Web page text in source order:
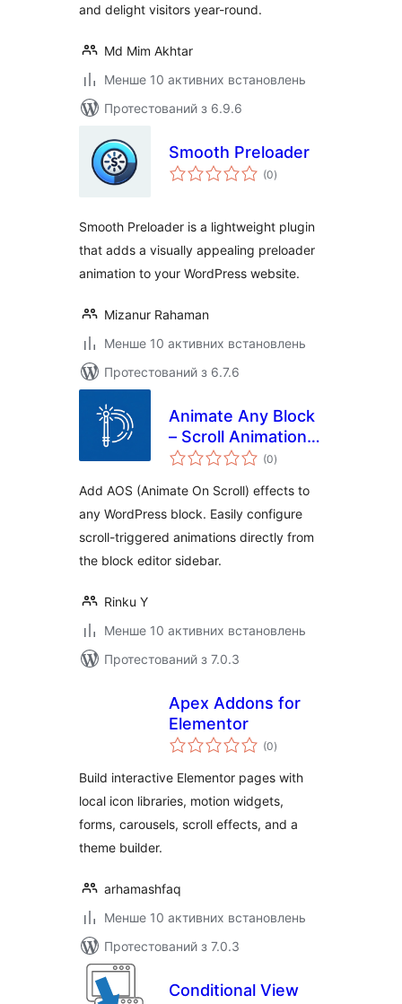
and delight visitors year-round.
Md Mim Akhtar
Менше 10 активних встановлень
Протестований з 6.9.6
Smooth Preloader
(0загальний
рейтинг
)
Smooth Preloader is a lightweight plugin
that adds a visually appealing preloader
animation to your WordPress website.
Mizanur Rahaman
Менше 10 активних встановлень
Протестований з 6.7.6
Animate Any Block
– Scroll Animations
& Motion Effects
(0загальний
рейтинг
)
Add AOS (Animate On Scroll) effects to
any WordPress block. Easily configure
scroll-triggered animations directly from
the block editor sidebar.
Rinku Y
Менше 10 активних встановлень
Протестований з 7.0.3
Apex Addons for
Elementor
(0загальний
рейтинг
)
Build interactive Elementor pages with
local icon libraries, motion widgets,
forms, carousels, scroll effects, and a
theme builder.
arhamashfaq
Менше 10 активних встановлень
Протестований з 7.0.3
Conditional View